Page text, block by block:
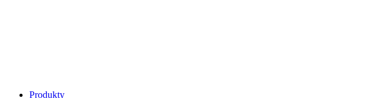
Produkty